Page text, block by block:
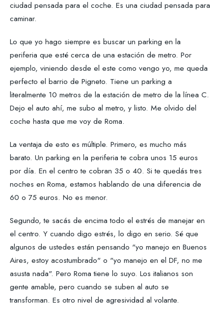
ciudad pensada para el coche. Es una ciudad pensada para
caminar.
Lo que yo hago siempre es buscar un parking en la
periferia que esté cerca de una estación de metro. Por
ejemplo, viniendo desde el este como vengo yo, me queda
perfecto el barrio de Pigneto. Tiene un parking a
literalmente 10 metros de la estación de metro de la línea C.
Dejo el auto ahí, me subo al metro, y listo. Me olvido del
coche hasta que me voy de Roma.
La ventaja de esto es múltiple. Primero, es mucho más
barato. Un parking en la periferia te cobra unos 15 euros
por día. En el centro te cobran 35 o 40. Si te quedás tres
noches en Roma, estamos hablando de una diferencia de
60 o 75 euros. No es menor.
Segundo, te sacás de encima todo el estrés de manejar en
el centro. Y cuando digo estrés, lo digo en serio. Sé que
algunos de ustedes están pensando "yo manejo en Buenos
Aires, estoy acostumbrado" o "yo manejo en el DF, no me
asusta nada". Pero Roma tiene lo suyo. Los italianos son
gente amable, pero cuando se suben al auto se
transforman. Es otro nivel de agresividad al volante.